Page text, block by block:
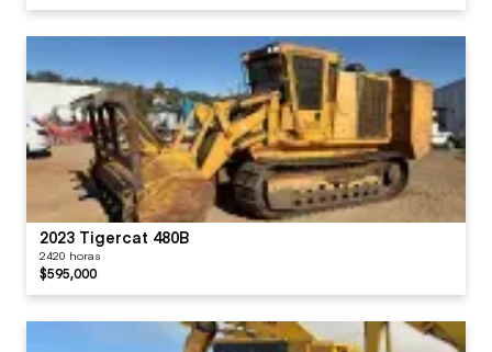
2023 Tigercat 480B
2420 horas
$595,000